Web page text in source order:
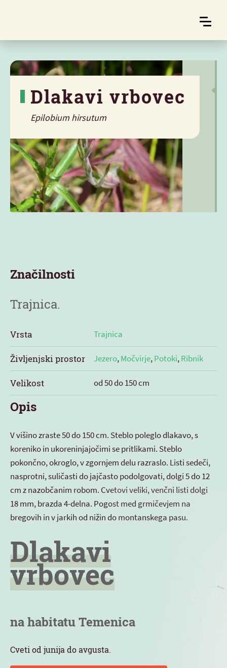
Dlakavi vrbovec
Epilobium hirsutum
Značilnosti
Trajnica.
Vrsta Trajnica
Življenjski prostor Jezero,Močvirje,Potoki,Ribnik
Velikost od 50 do 150 cm
Opis
V višino zraste 50 do 150 cm. Steblo poleglo dlakavo, s
koreniko in ukoreninjajočimi se pritlikami. Steblo
pokončno, okroglo, v zgornjem delu razraslo. Listi sedeči,
nasprotni, suličasti do jajčasto podolgovati, dolgi 5 do 12
cm z nazobčanim robom. Cvetovi veliki, venčni listi dolgi
18 mm, brazda 4-delna. Pogost med grmičevjem na
bregovih in v jarkih od nižin do montanskega pasu.
Dlakavi
vrbovec
na habitatu Temenica
Cveti od junija do avgusta.